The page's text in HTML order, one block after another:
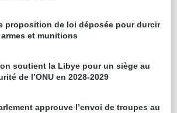
proposition de loi déposée pour durcir
et munitions
soutient la Libye pour un siège au
de l’ONU en 2028-2029
approuve l’envoi de troupes au